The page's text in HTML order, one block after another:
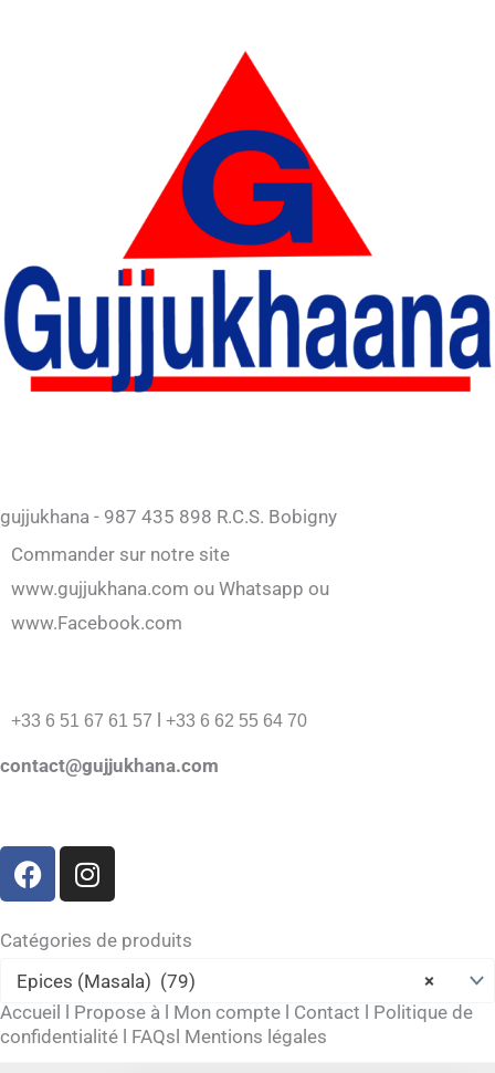
gujjukhana - 987 435 898 R.C.S. Bobigny
Commander sur notre site
www.gujjukhana.com ou Whatsapp ou
www.Facebook.com
+33 6 51 67 61 57 l +33 6 62 55 64 70
contact@gujjukhana.com
F
a
e
b
o
o
k
I
n
t
a
g
r
a
Catégories de produits
×
Epices (Masala) (79)
Accueil
Propose à Mon compte Contact
Politique de
confidentialité
FAQs Mentions légales